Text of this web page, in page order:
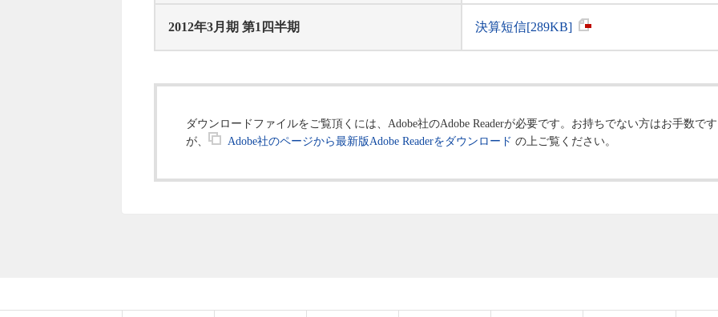
2012年3月期 第1四半期 決算短信[289KB]
ダウンロードファイルをご覧頂くには、Adobe社のAdobe Readerが必要です。お持ちでない方はお手数です
が、
Adobe社のページから最新版Adobe Readerをダウンロード の上ご覧ください。